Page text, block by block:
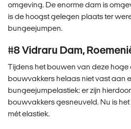
omgeving. De enorme dam is
is de hoogst gelegen plaats ter
bungeejumpen.
#8 Vidraru Dam,
Tijdens het bouwen van deze hoge
bouwvakkers helaas niet vast aan
bungeejumpelastiek: er zijn
bouwvakkers gesneuveld. Nu is
mét elastiek.